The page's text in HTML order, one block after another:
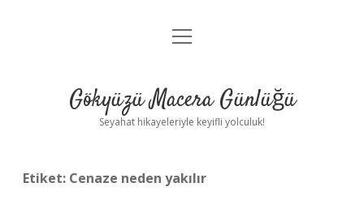
Anasayfa
Yasal Uyarı
menüyü
Gökyüzü Macera Günlüğü
Seyahat hikayeleriyle keyifli yolculuk!
Etiket: Cenaze neden yakılır